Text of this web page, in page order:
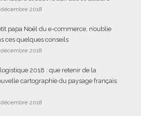
décembre 2018
papa Noël du e-commerce, n’oublie
ces quelques conseils
décembre 2018
2018 : que retenir de la
cartographie du paysage français
décembre 2018